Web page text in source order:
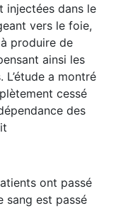
injectées dans le
vers le foie,
produire de
ainsi les
a montré
cessé
des
ont passé
sang est passé